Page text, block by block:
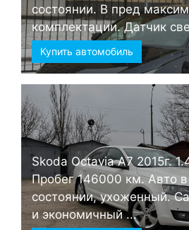
состоянии. В пред
комплектации. Датчик
Купить автомобиль
Skoda Octavia А7 2015г.
Пробег 146000 км. Авто
состоянии, ухоженный.
и экономичный ...